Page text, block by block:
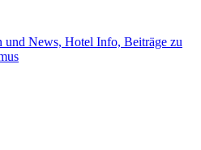
und News, Hotel Info, Beiträge zu